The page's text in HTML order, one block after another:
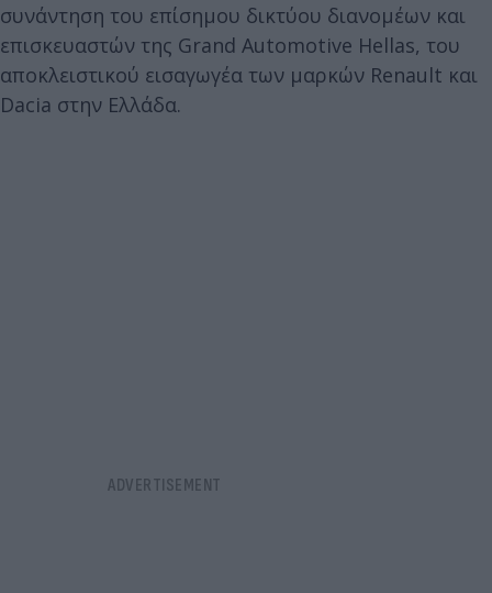
συνάντηση του επίσημου δικτύου διανομέων και
επισκευαστών της Grand Automotive Hellas, του
αποκλειστικού εισαγωγέα των μαρκών Renault και
Dacia στην Ελλάδα.